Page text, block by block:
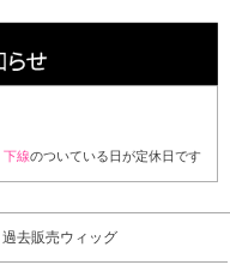
下線のついている日が定休日です
過去販売ウィッグ